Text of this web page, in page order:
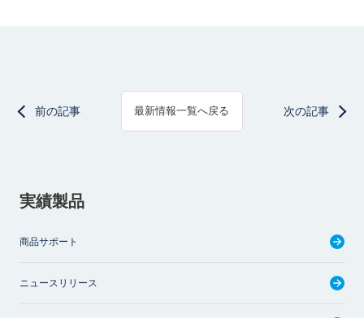
前の記事 最新情報一覧へ戻る 次の記事
実績製品
商品サポート
ニュースリリース